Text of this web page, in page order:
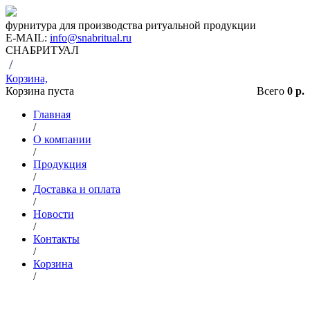
фурнитура для производства ритуальной продукции
E-MAIL: info@snabritual.ru
СНАБРИТУАЛ
/
Корзина,
Всего 0 р.
Корзина пуста
Главная
/
О компании
/
Продукция
/
Доставка и оплата
/
Новости
/
Контакты
/
Корзина
/